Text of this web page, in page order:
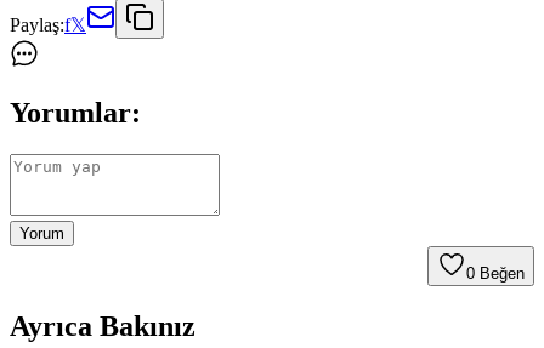
Paylaş:f𝕏
Yorumlar:
Yorum
0 Beğen
Ayrıca Bakınız